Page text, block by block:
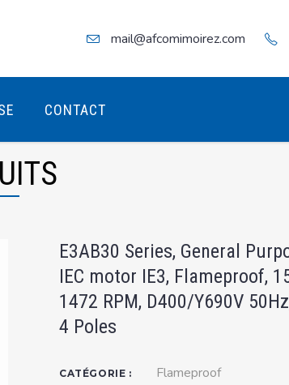
mail@afcomimoirez.com
CONTACT
E3AB30 Series, General
IEC motor IE3, Flameproof,
1472 RPM, D400/Y690V
4 Poles
CATÉGORIE : Flameproof